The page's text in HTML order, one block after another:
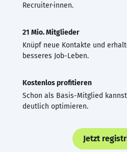
Recruiter·innen.
21 Mio. Mitglieder
Knüpf neue Kontakte und
besseres Job-Leben.
Kostenlos profitieren
Schon als Basis-Mitglied
deutlich optimieren.
Jetzt